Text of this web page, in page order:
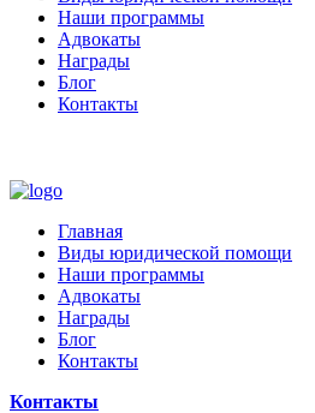
Наши программы
Адвокаты
Награды
Блог
Контакты
Главная
Виды юридической помощи
Наши программы
Адвокаты
Награды
Блог
Контакты
Контакты